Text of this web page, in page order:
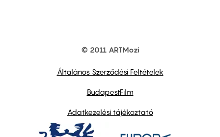
© 2011 ARTMozi
Általános Szerződési Feltételek
BudapestFilm
Adatkezelési tájékoztató